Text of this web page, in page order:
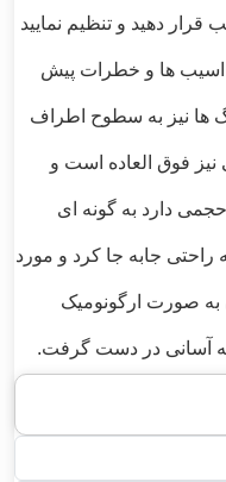
قرار دهید و تنظیم نمایید
اسیب ها و خطرات پیش
ها نیز به سطوح اطراف
فوق العاده است و
دارد به گونه ای
جابه جا کرد و مورد
به صورت ارگونومیک
آسانی در دست گرفت.